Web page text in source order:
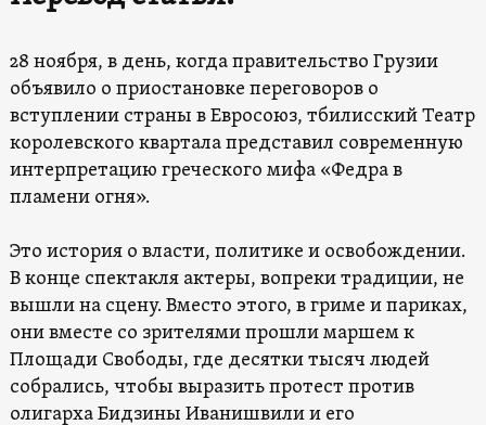
28 ноября, в день, когда правительство Грузии
объявило о приостановке переговоров о
вступлении страны в Евросоюз, тбилисский Театр
королевского квартала представил современную
интерпретацию греческого мифа «Федра в
пламени огня».
Это история о власти, политике и освобождении.
В конце спектакля актеры, вопреки традиции, не
вышли на сцену. Вместо этого, в гриме и париках,
они вместе со зрителями прошли маршем к
Площади Свободы, где десятки тысяч людей
собрались, чтобы выразить протест против
олигарха Бидзины Иванишвили и его